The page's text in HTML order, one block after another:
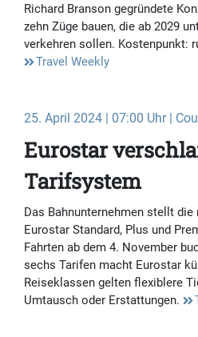
Richard Branson gegründete
zehn Züge bauen, die ab 2029
verkehren sollen. Kostenpunkt:
Travel Weekly
25. April 2024 | 07:00 Uhr |
Eurostar
Tarifsystem
Das Bahnunternehmen stellt
Eurostar Standard, Plus und
Fahrten ab dem 4. November
sechs Tarifen macht Eurostar
Reiseklassen gelten flexiblere
Umtausch oder Erstattungen.